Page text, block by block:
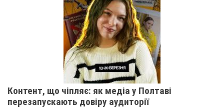
Контент, що чіпляє: як медіа у Полтаві
перезапускають довіру аудиторії